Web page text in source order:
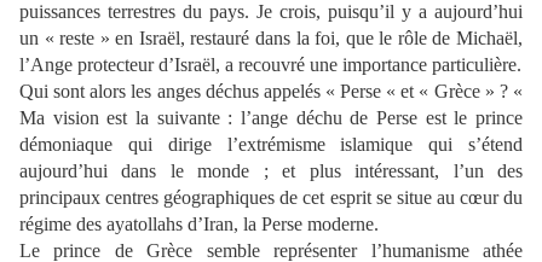
puissances terrestres du pays. Je crois, puisqu’il y a aujourd’hui
un « reste » en Israël, restauré dans la foi, que le rôle de Michaël,
l’Ange protecteur d’Israël, a recouvré une importance particulière.
Qui sont alors les anges déchus appelés « Perse « et « Grèce » ? «
Ma vision est la suivante : l’ange déchu de Perse est le prince
démoniaque qui dirige l’extrémisme islamique qui s’étend
aujourd’hui dans le monde ; et plus intéressant, l’un des
principaux centres géographiques de cet esprit se situe au cœur du
régime des ayatollahs d’Iran, la Perse moderne.
Le prince de Grèce semble représenter l’humanisme athée